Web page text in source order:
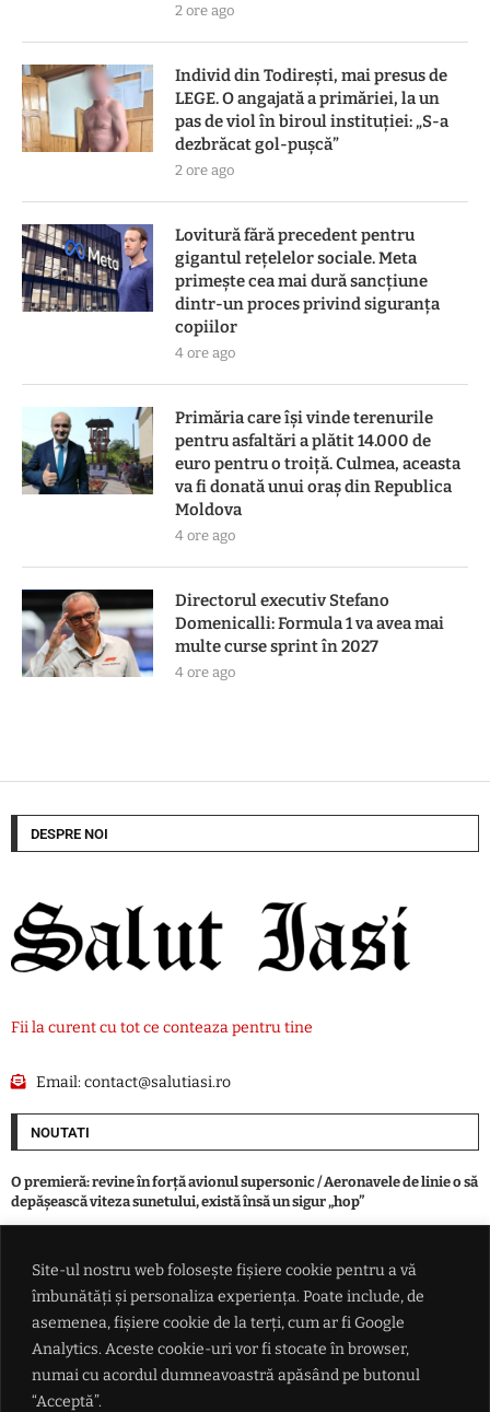
Site-ul nostru web folosește fișiere cookie pentru a vă
îmbunătăți și personaliza experiența. Poate include, de
asemenea, fișiere cookie de la terți, cum ar fi Google
Analytics. Aceste cookie-uri vor fi stocate în browser,
numai cu acordul dumneavoastră apăsând pe butonul
“Acceptă”.
2 ore ago
Individ din Todirești, mai presus de
LEGE. O angajată a primăriei, la un
pas de viol în biroul instituției: „S-a
dezbrăcat gol-pușcă”
2 ore ago
Lovitură fără precedent pentru
gigantul rețelelor sociale. Meta
primește cea mai dură sancțiune
dintr-un proces privind siguranța
copiilor
4 ore ago
Primăria care își vinde terenurile
pentru asfaltări a plătit 14.000 de
euro pentru o troiță. Culmea, aceasta
va fi donată unui oraș din Republica
Moldova
4 ore ago
Directorul executiv Stefano
Domenicalli: Formula 1 va avea mai
multe curse sprint în 2027
4 ore ago
DESPRE NOI
Fii la curent cu tot ce conteaza pentru tine
Email:contact@salutiasi.ro
NOUTATI
O premieră: revine în forță avionul supersonic / Aeronavele de linie o să
depășească viteza sunetului, există însă un sigur „hop”
Individ din Todirești, mai presus de LEGE. O angajată a primăriei, la un
pas de viol în biroul instituției: „S-a dezbrăcat gol-pușcă”
Lovitură fără precedent pentru gigantul rețelelor sociale. Meta
primește cea mai dură sancțiune dintr-un proces privind siguranța
copiilor